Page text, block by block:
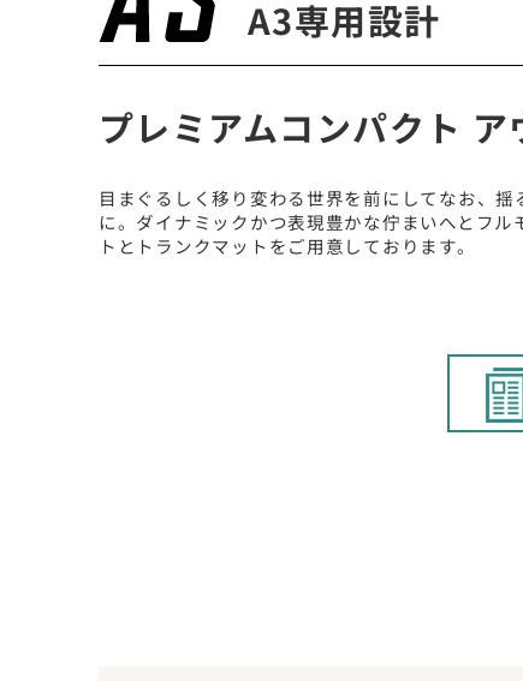
A3専用設計
プレミアムコンパクト ア
目まぐるしく移り変わる世界を前にしてなお、
に。ダイナミックかつ表現豊かな佇まいへとフ
トとトランクマットをご用意しております。